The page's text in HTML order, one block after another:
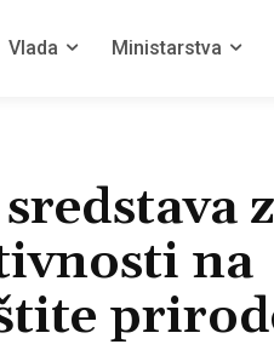
Vlada Ministarstva
na